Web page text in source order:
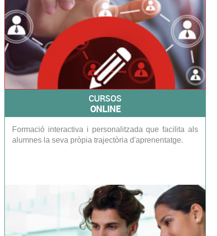
CURSOS
ONLINE
Formació interactiva i personalitzada que facilita als
alumnes la seva pròpia trajectòria d'aprenentatge.